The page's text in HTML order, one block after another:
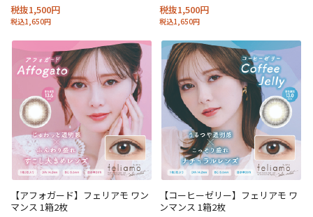
税抜1,500円
税込1,650円
税抜1,500円
税込1,650円
【アフォガード】フェリアモ ワン
マンス 1箱2枚
【コーヒーゼリー】フェリアモ ワ
ンマンス 1箱2枚